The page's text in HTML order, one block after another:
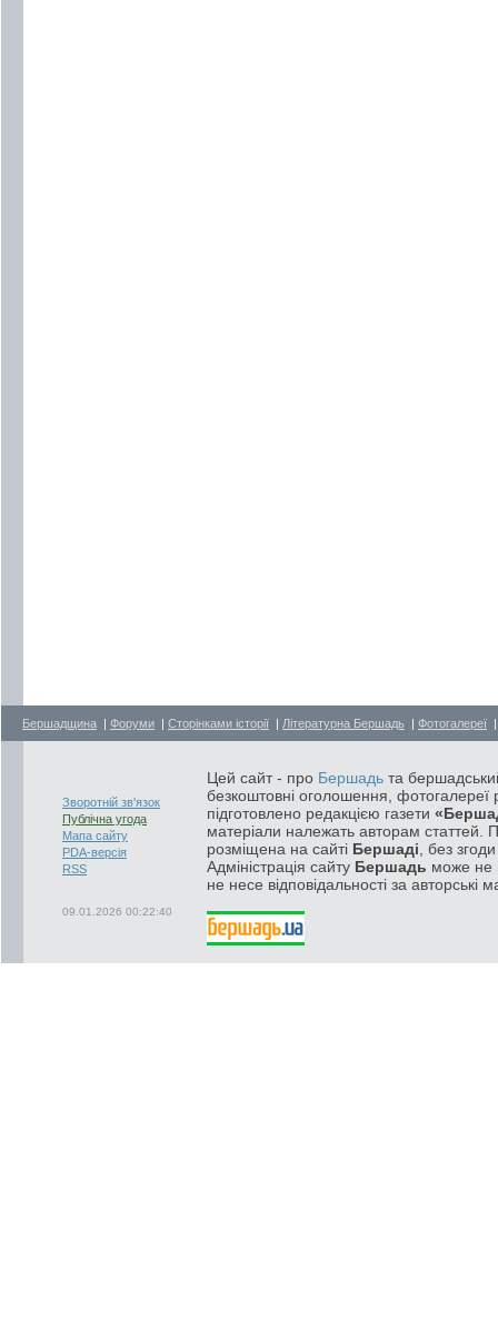
Бершадщина | Форуми | Сторінками історії | Літературна Бершадь | Фотогалереї
Зворотній зв'язок
Публічна угода
Мапа сайту
PDA-версія
RSS
09.01.2026 00:22:40
Цей сайт - про Бершадь та
безкоштовні оголошення, фотогалереї
підготовлено редакцією газети
матеріали належать авторам статтей.
розміщена на сайті Бершаді , без
Адміністрація сайту Бершадь може не
не несе відповідальності за авторські